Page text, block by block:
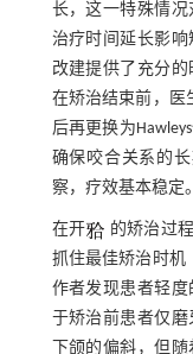
长，这一特殊情况
治疗时间延长影
改建提供了充分的
在矫治结束前，医
后再更换为
确保咬合关系的
察，疗效基本稳定。
在开
的矫治过
抓住最佳矫治时机
作者发现患者轻
于矫治前患者仅
下颌的偏斜，但